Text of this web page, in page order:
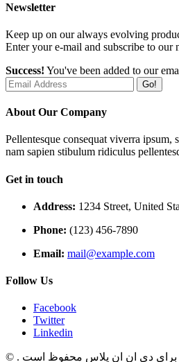
Newsletter
Keep up on our always evolving
Enter your e-mail and subscribe to our
Success! You've been added to our
Go!
About Our Company
Pellentesque consequat viverra ipsum,
nam sapien stibulum ridiculus
Get in touch
Address: 1234 Street, United
Phone: (123) 456-7890
Email: mail@example.com
Follow Us
Facebook
Twitter
Linkedin
© دی ان ان پلاس محفوظ است .